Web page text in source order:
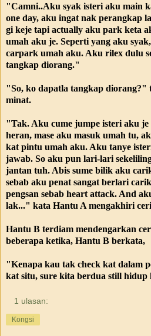
"Camni..Aku syak isteri aku main
one day, aku ingat nak perangkap
gi keje tapi actually aku park keta
umah aku je. Seperti yang aku
carpark umah aku. Aku rilex dulu
tangkap diorang."
"So, ko dapatla tangkap diorang?"
minat.
"Tak. Aku cume jumpe isteri aku
heran, mase aku masuk umah tu,
kat pintu umah aku. Aku tanye
jawab. So aku pun lari-lari
jantan tuh. Abis sume bilik aku
sebab aku penat sangat berlari
pengsan sebab heart attack. And
lak..." kata Hantu A mengakhiri
Hantu B terdiam mendengarkan
beberapa ketika, Hantu B berkata,
"Kenapa kau tak check kat dalam
kat situ, sure kita berdua still hidup
1 ulasan:
Kongsi